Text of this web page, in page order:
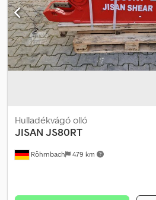
Röhrnbach 479 km
Hulladékvágó olló
JISAN JS80RT